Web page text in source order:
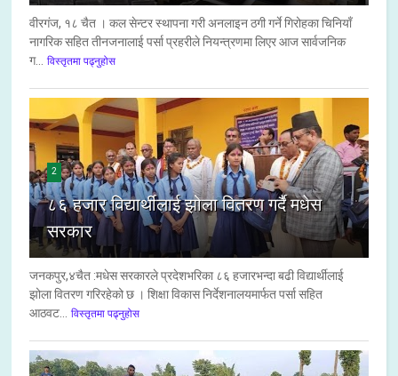
वीरगंज, १८ चैत । कल सेन्टर स्थापना गरी अनलाइन ठगी गर्ने गिरोहका चिनियाँ
नागरिक सहित तीनजनालाई पर्सा प्रहरीले नियन्त्रणमा लिएर आज सार्वजनिक
ग...
विस्तृतमा पढ्नुहोस
2
८६ हजार विद्यार्थीलाई झोला वितरण गर्दै मधेस
सरकार
जनकपुर,४चैत :मधेस सरकारले प्रदेशभरिका ८६ हजारभन्दा बढी विद्यार्थीलाई
झोला वितरण गरिरहेको छ । शिक्षा विकास निर्देशनालयमार्फत पर्सा सहित
आठवट...
विस्तृतमा पढ्नुहोस